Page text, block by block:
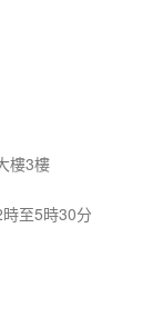
樓3樓
至5時30分